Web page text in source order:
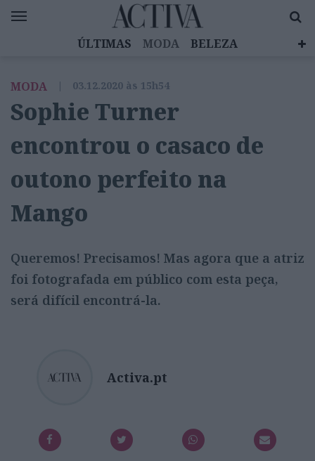
ÚLTIMAS MODA
BELEZA
EMOÇÕES
MULHERES INSPIRADORAS
DIZ QUEM SABE
ACTIVA BRAND STUDIO
MODA | 03.12.2020 às 15h54
Sophie Turner
encontrou o casaco de
outono perfeito na
Mango
Queremos! Precisamos! Mas agora que a atriz
foi fotografada em público com esta peça,
será difícil encontrá-la.
Activa.pt